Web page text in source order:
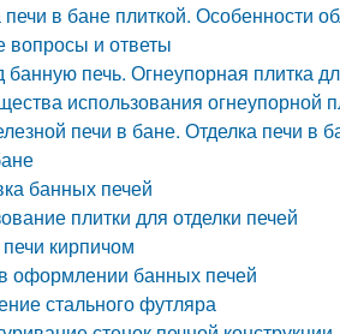
в бане плиткой. Особенности
вопросы и ответы
банную печь. Огнеупорная плитка
использования огнеупорной
печи в бане. Отделка печи в
банных печей
плитки для отделки печей
кирпичом
оформлении банных печей
стального футляра